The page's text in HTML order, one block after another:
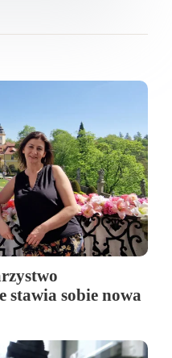
stawia sobie nowa